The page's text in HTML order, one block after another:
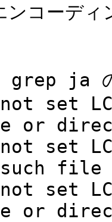
ンコーディ
ja の
set
or
set
set
or